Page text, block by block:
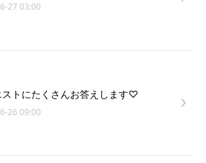
27 03:00
ストにたくさんお答えします♡
26 09:00